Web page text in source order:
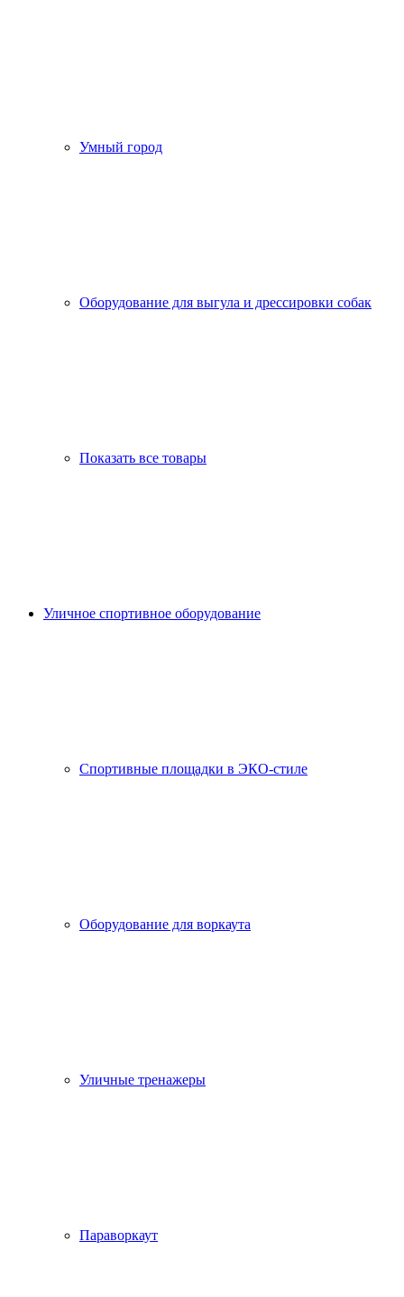
Умный город
Оборудование для выгула и дрессировки собак
Показать все товары
Уличное спортивное оборудование
Спортивные площадки в ЭКО-стиле
Оборудование для воркаута
Уличные тренажеры
Параворкаут